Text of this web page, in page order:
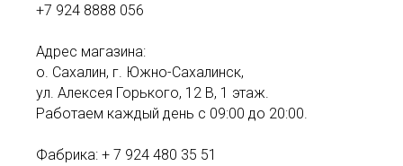
+7 924 8888 056
Адрес магазина:
о. Сахалин, г. Южно-Сахалинск,
ул. Алексея Горького, 12 В, 1 этаж.
Работаем каждый день с 09:00 до 20:00.
Фабрика: + 7 924 480 35 51